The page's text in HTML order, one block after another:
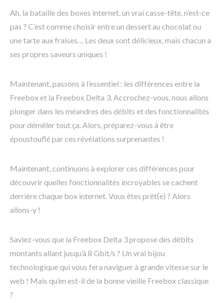
Ah, la bataille des boxes internet, un vrai casse-tête, n’est-ce
pas ? C’est comme choisir entre un dessert au chocolat ou
une tarte aux fraises… Les deux sont délicieux, mais chacun a
ses propres saveurs uniques !
Maintenant, passons à l’essentiel : les différences entre la
Freebox et la Freebox Delta 3. Accrochez-vous, nous allons
plonger dans les méandres des débits et des fonctionnalités
pour démêler tout ça. Alors, préparez-vous à être
époustouflé par ces révélations surprenantes !
Maintenant, continuons à explorer ces différences pour
découvrir quelles fonctionnalités incroyables se cachent
derrière chaque box internet. Vous êtes prêt(e) ? Alors
allons-y !
Saviez-vous que la Freebox Delta 3 propose des débits
montants allant jusqu’à 8 Gbit/s ? Un vrai bijou
technologique qui vous fera naviguer à grande vitesse sur le
web ! Mais qu’en est-il de la bonne vieille Freebox classique
?